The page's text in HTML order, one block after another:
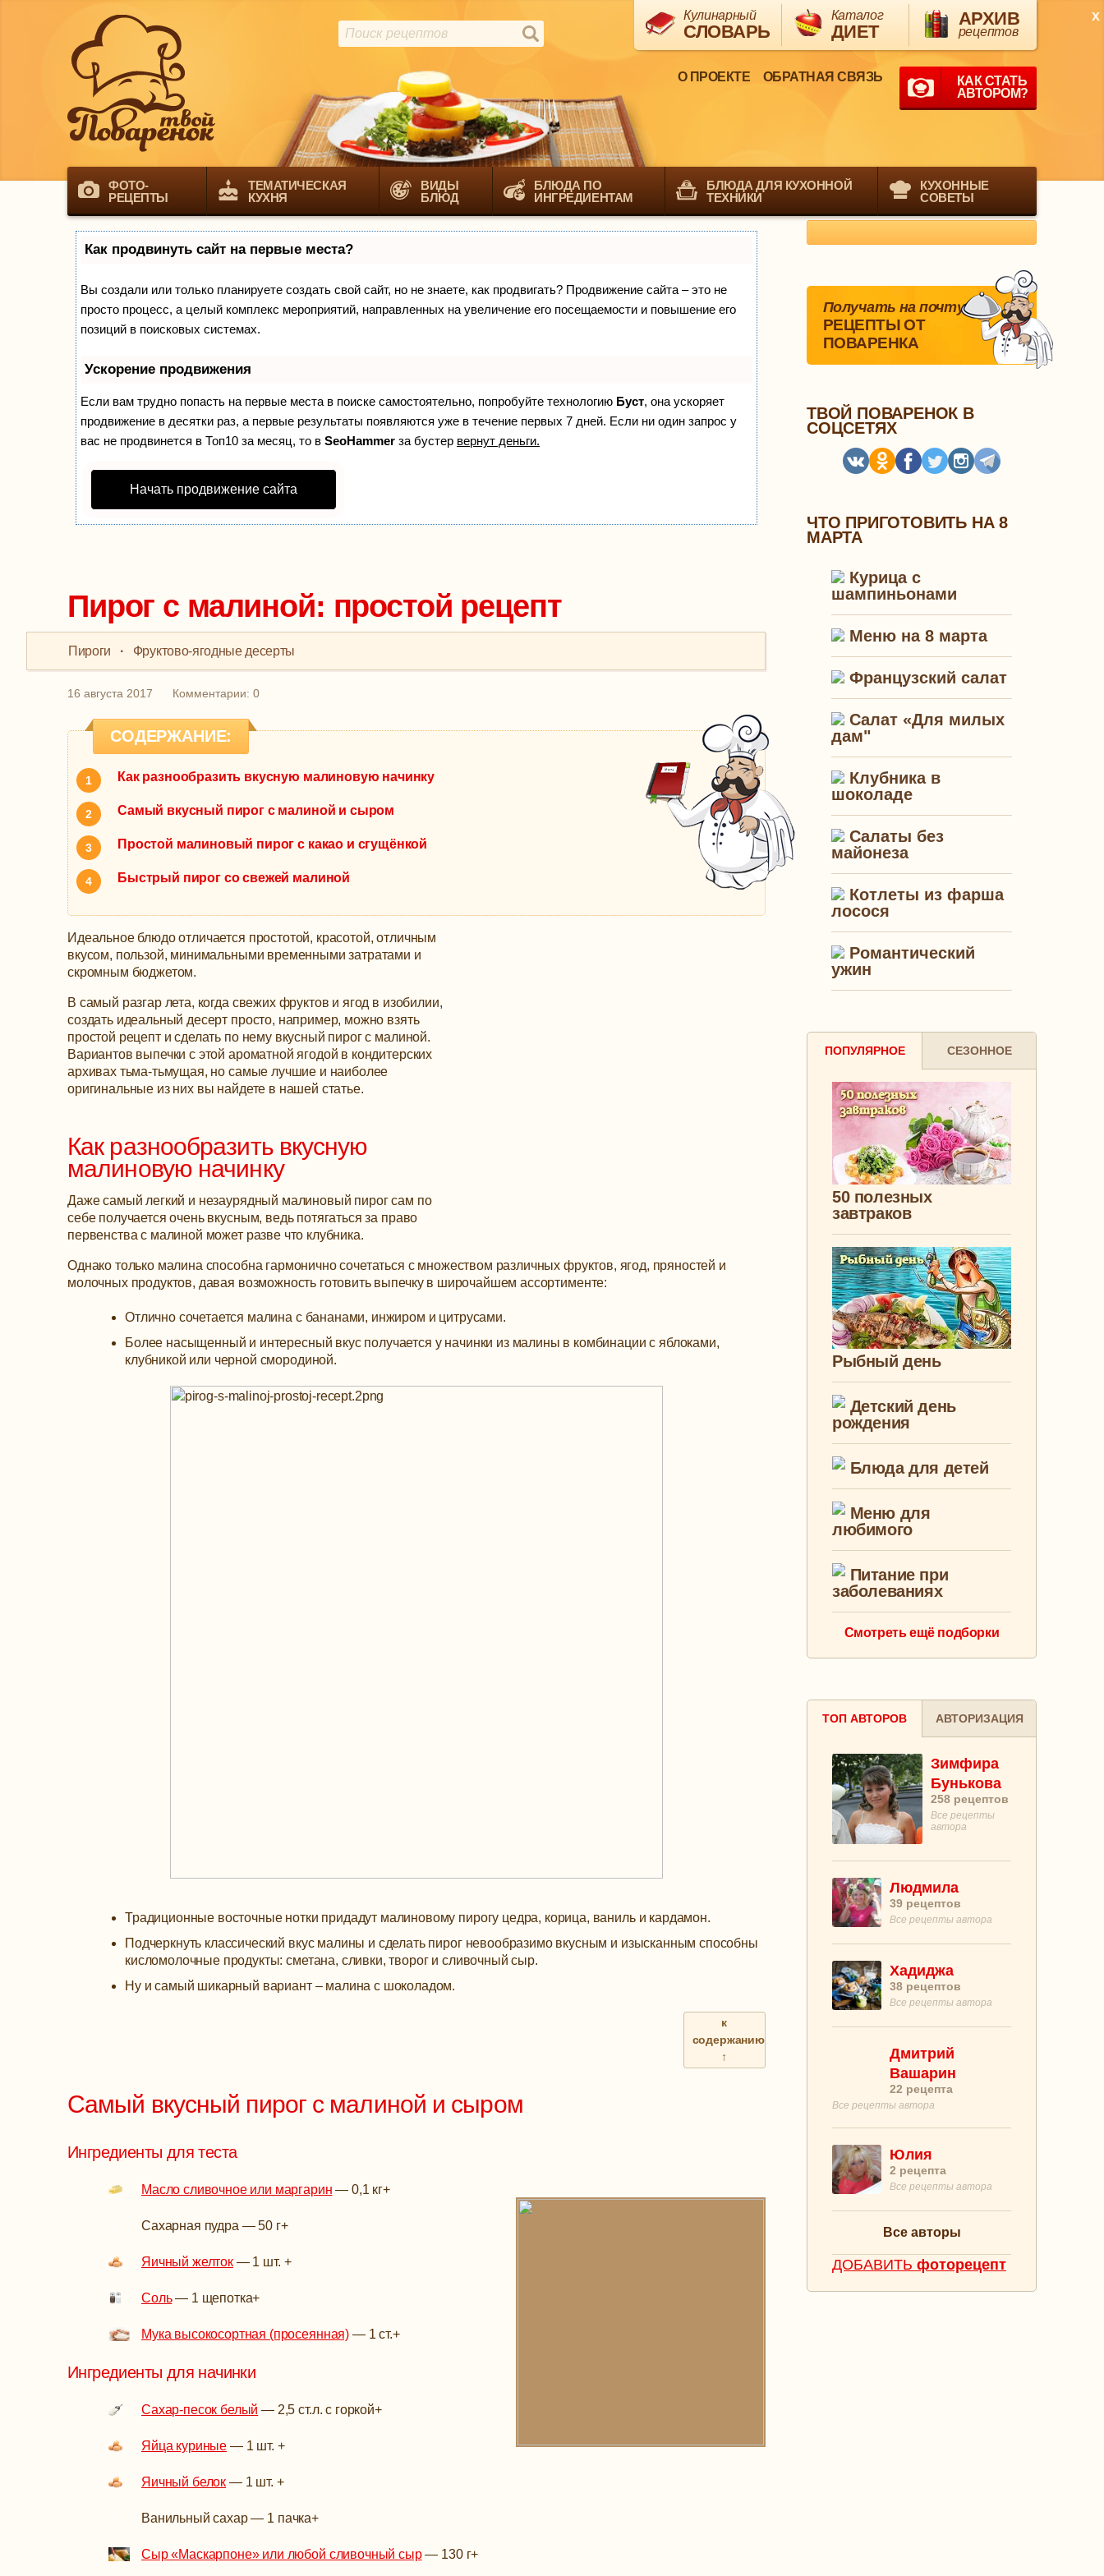
Кулинарный
СЛОВАРЬ
Каталог
ДИЕТ
АРХИВ
рецептов
КАК СТАТЬ
АВТОРОМ?
ОБРАТНАЯ СВЯЗЬ
О ПРОЕКТЕ
ФОТО-
РЕЦЕПТЫ
ТЕМАТИЧЕСКАЯ
КУХНЯ
ВИДЫ
БЛЮД
БЛЮДА ПО
ИНГРЕДИЕНТАМ
КУХОННЫЕ
СОВЕТЫ
БЛЮДА ДЛЯ КУХОННОЙ
ТЕХНИКИ
Как продвинуть сайт на первые места?
Вы создали или только планируете создать свой сайт, но не знаете, как продвигать? Продвижение сайта – это не
просто процесс, а целый комплекс мероприятий, направленных на увеличение его посещаемости и повышение его
позиций в поисковых системах.
Ускорение продвижения
Если вам трудно попасть на первые места в поиске самостоятельно, попробуйте технологию Буст, она ускоряет
продвижение в десятки раз, а первые результаты появляются уже в течение первых 7 дней. Если ни один запрос у
вас не продвинется в Топ10 за месяц, то в SeoHammer за бустер вернут деньги.
Начать продвижение сайта
Пирог с малиной: простой рецепт
Пироги · Фруктово-ягодные десерты
16 августа 2017 Комментарии: 0
СОДЕРЖАНИЕ:
Как разнообразить вкусную малиновую начинку
Самый вкусный пирог с малиной и сыром
Простой малиновый пирог с какао и сгущёнкой
Быстрый пирог со свежей малиной
Идеальное блюдо отличается простотой, красотой, отличным
вкусом, пользой, минимальными временными затратами и
скромным бюджетом.
В самый разгар лета, когда свежих фруктов и ягод в изобилии,
создать идеальный десерт просто, например, можно взять
простой рецепт и сделать по нему вкусный пирог с малиной.
Вариантов выпечки с этой ароматной ягодой в кондитерских
архивах тьма-тьмущая, но самые лучшие и наиболее
оригинальные из них вы найдете в нашей статье.
Как разнообразить вкусную
малиновую начинку
Даже самый легкий и незаурядный малиновый пирог сам по
себе получается очень вкусным, ведь потягаться за право
первенства с малиной может разве что клубника.
Однако только малина способна гармонично сочетаться с множеством различных фруктов, ягод, пряностей и
молочных продуктов, давая возможность готовить выпечку в широчайшем ассортименте:
Отлично сочетается малина с бананами, инжиром и цитрусами.
Более насыщенный и интересный вкус получается у начинки из малины в комбинации с яблоками,
клубникой или черной смородиной.
Традиционные восточные нотки придадут малиновому пирогу цедра, корица, ваниль и кардамон.
Подчеркнуть классический вкус малины и сделать пирог невообразимо вкусным и изысканным способны
кисломолочные продукты: сметана, сливки, творог и сливочный сыр.
Ну и самый шикарный вариант – малина с шоколадом.
к
содержанию
↑
Самый вкусный пирог с малиной и сыром
Ингредиенты для теста
Масло сливочное или маргарин —0,1 кг+
Сахарная пудра —50 г+
Яичный желток— 1 шт. +
Соль— 1 щепотка+
Мука высокосортная (просеянная) — 1 ст.+
Ингредиенты для начинки
Сахар-песок белый — 2,5 ст.л. с горкой+
Яйца куриные — 1 шт. +
Яичный белок — 1 шт. +
Ванильный сахар— 1 пачка+
Сыр «Маскарпоне» или любой сливочный сыр— 130 г+
x
Получать на почту
РЕЦЕПТЫ ОТ
ПОВАРЕНКА
ТВОЙ ПОВАРЕНОК В
СОЦСЕТЯХ
ЧТО ПРИГОТОВИТЬ НА 8
МАРТА
Курица с
шампиньонами
Меню на 8 марта
Французский салат
Салат «Для милых
дам"
Клубника в
шоколаде
Салаты без
майонеза
Котлеты из фарша
лосося
Романтический
ужин
ПОПУЛЯРНОЕ СЕЗОННОЕ
50 полезных
завтраков
Рыбный день
Детский день
рождения
Блюда для детей
Меню для
любимого
Питание при
заболеваниях
Смотреть ещё подборки
ТОП АВТОРОВ АВТОРИЗАЦИЯ
Зимфира
Бунькова
258 рецептов
Все рецепты
автора
Людмила
39 рецептов
Все рецепты автора
Хадиджа
38 рецептов
Все рецепты автора
Дмитрий
Вашарин
22 рецепта
Все рецепты автора
Юлия
2 рецепта
Все рецепты автора
Все авторы
ДОБАВИТЬ фоторецепт